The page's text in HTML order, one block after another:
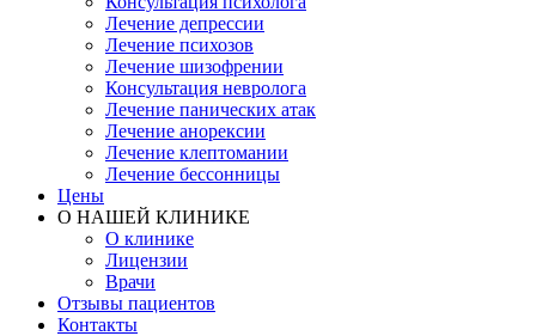
Лечение депрессии
Лечение психозов
Лечение шизофрении
Консультация невролога
Лечение панических атак
Лечение анорексии
Лечение клептомании
Лечение бессонницы
Цены
О НАШЕЙ КЛИНИКЕ
О клинике
Лицензии
Врачи
Отзывы пациентов
Контакты